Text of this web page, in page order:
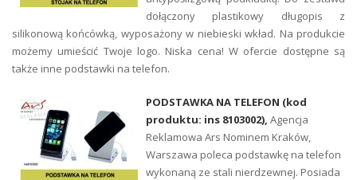
dołączony plastikowy długopis z
silikonową końcówką, wyposażony w niebieski wkład. Na produkcie
możemy umieścić Twoje logo. Niska cena! W ofercie dostępne są
także inne podstawki na telefon.
PODSTAWKA NA TELEFON (kod
produktu: ins 8103002), Agencja
Reklamowa Ars Nominem Kraków,
Warszawa poleca podstawkę na telefon
wykonaną ze stali nierdzewnej. Posiada